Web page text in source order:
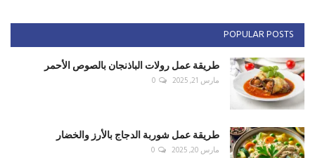
POPULAR POSTS
طريقة عمل رولات الباذنجان بالصوص الأحمر
مارس 21, 2025 0
طريقة عمل شوربة الدجاج بالأرز والخضار
مارس 20, 2025 0